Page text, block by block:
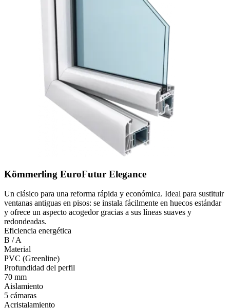
Kömmerling EuroFutur Elegance
Un clásico para una reforma rápida y económica. Ideal para sustituir
ventanas antiguas en pisos: se instala fácilmente en huecos estándar
y ofrece un aspecto acogedor gracias a sus líneas suaves y
redondeadas.
Eficiencia energética
B / A
Material
PVC (Greenline)
Profundidad del perfil
70 mm
Aislamiento
5 cámaras
Acristalamiento